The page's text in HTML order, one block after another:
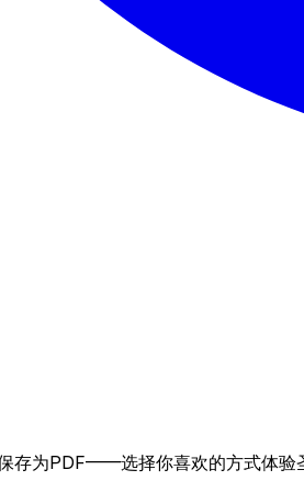
存为PDF——选择你喜欢的方式体验